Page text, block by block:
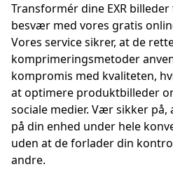
Transformér dine EXR
besvær med vores gratis
Vores service sikrer, at de
komprimeringsmetoder
kompromis med kvaliteten,
at optimere produktbilleder
sociale medier. Vær sikker
på din enhed under hele
uden at de forlader din
andre.